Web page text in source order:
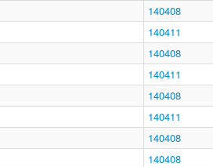
140408
140411
140408
140411
140408
140411
140408
140408